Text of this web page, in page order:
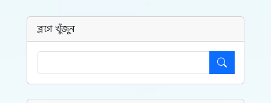
ব্লগে খুঁজুন